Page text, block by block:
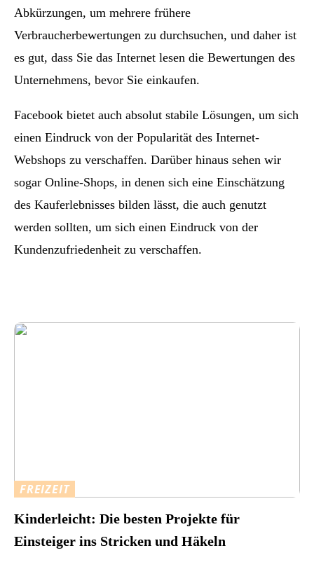
Abkürzungen, um mehrere frühere
Verbraucherbewertungen zu durchsuchen, und daher ist
es gut, dass Sie das Internet lesen die Bewertungen des
Unternehmens, bevor Sie einkaufen.
Facebook bietet auch absolut stabile Lösungen, um sich
einen Eindruck von der Popularität des Internet-
Webshops zu verschaffen. Darüber hinaus sehen wir
sogar Online-Shops, in denen sich eine Einschätzung
des Kauferlebnisses bilden lässt, die auch genutzt
werden sollten, um sich einen Eindruck von der
Kundenzufriedenheit zu verschaffen.
FREIZEIT
Kinderleicht: Die besten Projekte für
Einsteiger ins Stricken und Häkeln